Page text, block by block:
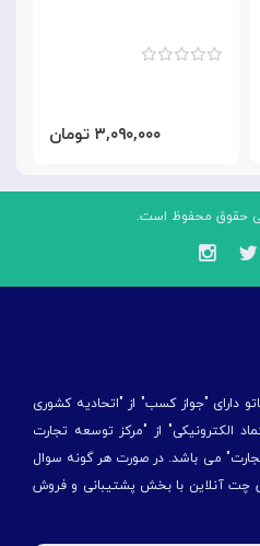
۳,۰۹۰,۰۰۰ تومان
حقوق محفوظ است.
دارای "جواز کسب" از "اتحادیه کشوری
الکترونیکی" از "مركز توسعه تجارت
می باشد. در صورت هر گونه سوال
چت آنلاین با بخش پشتیبانی و فروش